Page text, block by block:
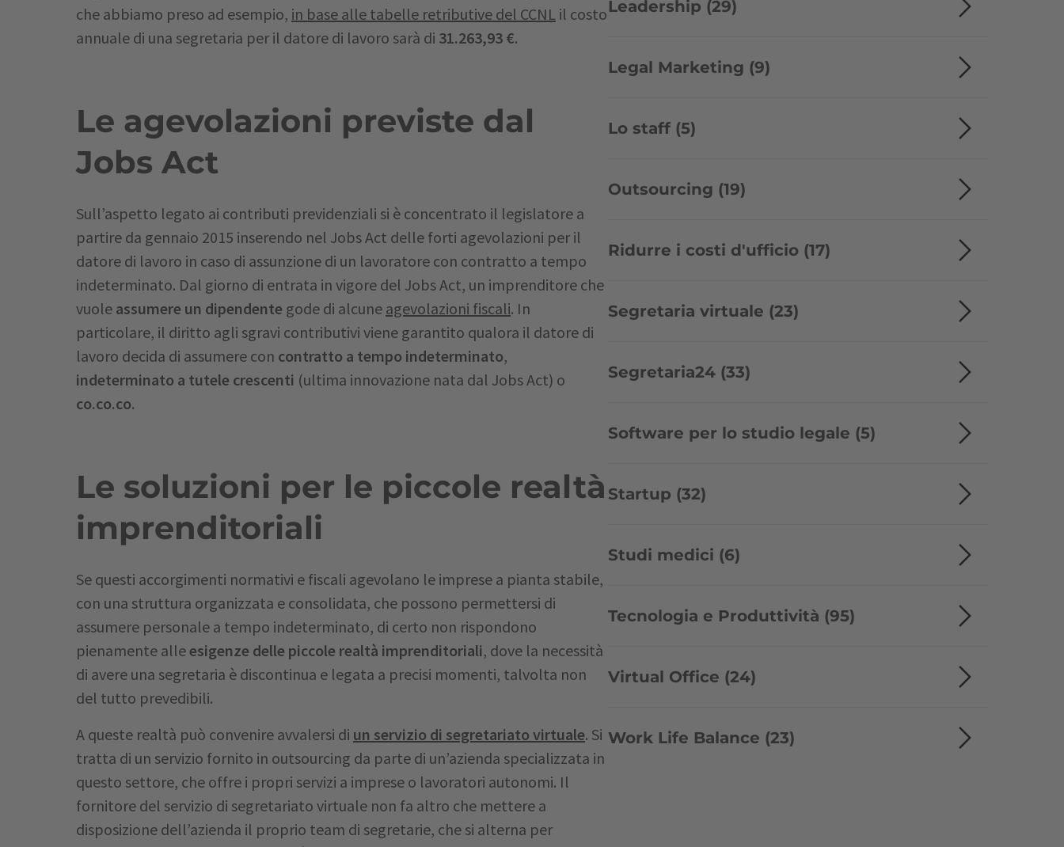
che abbiamo preso ad esempio, in base alle tabelle retributive del CCNL il costo
annuale di una segretaria per il datore di lavoro sarà di 31.263,93 €.
Le agevolazioni previste dal
Jobs Act
Sull’aspetto legato ai contributi previdenziali si è concentrato il legislatore a
partire da gennaio 2015 inserendo nel Jobs Act delle forti agevolazioni per il
datore di lavoro in caso di assunzione di un lavoratore con contratto a tempo
indeterminato. Dal giorno di entrata in vigore del Jobs Act, un imprenditore che
vuole assumere un dipendente gode di alcune agevolazioni fiscali. In
particolare, il diritto agli sgravi contributivi viene garantito qualora il datore di
lavoro decida di assumere con contratto a tempo indeterminato,
indeterminato a tutele crescenti (ultima innovazione nata dal Jobs Act) o
co.co.co.
Le soluzioni per le piccole realtà
imprenditoriali
Se questi accorgimenti normativi e fiscali agevolano le imprese a pianta stabile,
con una struttura organizzata e consolidata, che possono permettersi di
assumere personale a tempo indeterminato, di certo non rispondono
pienamente alleesigenze delle piccole realtà imprenditoriali, dove la necessità
di avere una segretaria è discontinua e legata a precisi momenti, talvolta non
del tutto prevedibili.
A queste realtà può convenire avvalersi di un servizio di segretariato virtuale. Si
tratta di un servizio fornito in outsourcing da parte di un’azienda specializzata in
questo settore, che offre i propri servizi a imprese o lavoratori autonomi. Il
fornitore del servizio di segretariato virtuale non fa altro che mettere a
disposizione dell’azienda il proprio team di segretarie, che si alterna per
Leadership (29)
Legal Marketing (9)
Lo staff (5)
Outsourcing (19)
Ridurre i costi d'ufficio (17)
Segretaria virtuale (23)
Segretaria24 (33)
Software per lo studio legale (5)
Startup (32)
Studi medici (6)
Tecnologia e Produttività (95)
Virtual Office (24)
Work Life Balance (23)